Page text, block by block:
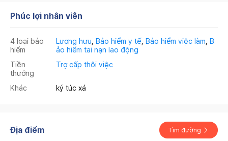
Phúc lợi nhân viên
4 loại bảo
hiểm
Lương hưu Bảo hiểm y tế Bảo hiểm việc làm B
ảo hiểm tai nạn lao động
Tiền
thưởng
Trợ cấp thôi việc
Khác ký túc xá
Địa điểm Tìm đường